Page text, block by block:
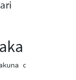
chochote